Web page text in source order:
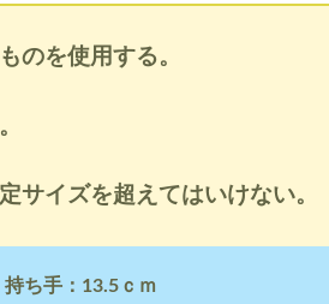
のを使用する。
サイズを超えてはいけない。
ち手：13.5ｃｍ